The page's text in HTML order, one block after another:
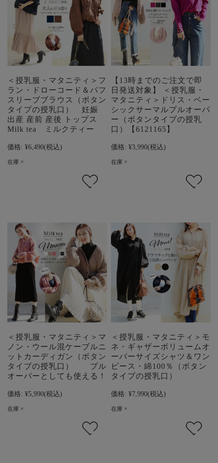
＜授乳服・マタニティ＞フ
ラン・ドローコード＆パフ
スリーブブラウス（ボタン
タイプの授乳口） 妊娠
出産 産前 産後 トップス
Milk tea ミルクティー
価格: ¥6,490(税込)
在庫 ×
【13時までのご注文で即
日発送対象】 ＜授乳服・
マタニティ＞ドリス・ベー
シックサーマルプルオーバ
ー（ボタンタイプの授乳
口）【6121165】
価格: ¥3,990(税込)
在庫 ×
＜授乳服・マタニティ＞マ
ノン・ウール混ケーブルニ
ットカーディガン（ボタン
タイプの授乳口） プル
オーバーとしても使える！
価格: ¥5,990(税込)
在庫 ×
＜授乳服・マタニティ＞モ
ネ・ギャザーボリュームオ
ーバーサイズシャツ＆ワン
ピース・綿100％（ボタン
タイプの授乳口）
価格: ¥7,990(税込)
在庫 ×